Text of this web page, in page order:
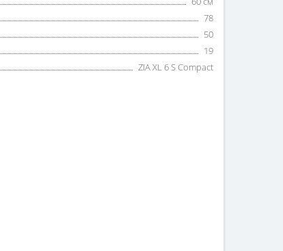
78
50
19
ZIA XL 6 S Compact